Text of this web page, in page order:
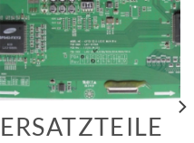
ERSATZTEILE